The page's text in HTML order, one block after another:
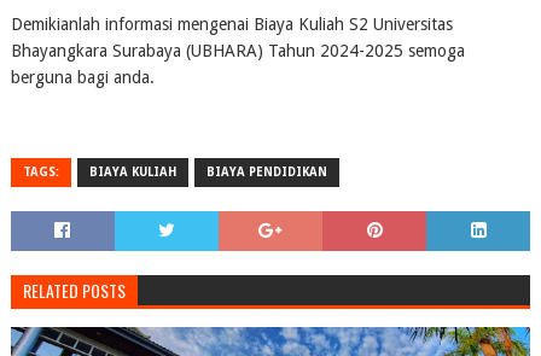
Demikianlah informasi mengenai Biaya Kuliah S2 Universitas
Bhayangkara Surabaya (UBHARA) Tahun 2024-2025 semoga
berguna bagi anda.
TAGS: BIAYA KULIAH BIAYA PENDIDIKAN
RELATED POSTS